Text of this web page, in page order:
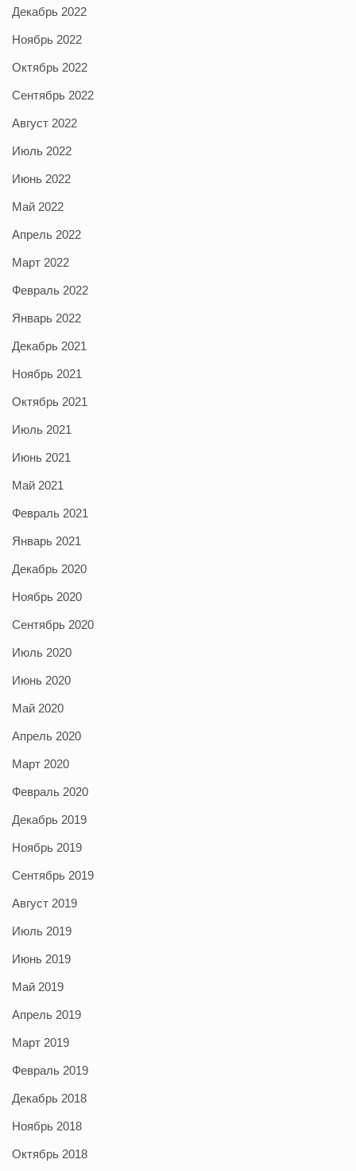
Декабрь 2022
Ноябрь 2022
Октябрь 2022
Сентябрь 2022
Август 2022
Июль 2022
Июнь 2022
Май 2022
Апрель 2022
Март 2022
Февраль 2022
Январь 2022
Декабрь 2021
Ноябрь 2021
Октябрь 2021
Июль 2021
Июнь 2021
Май 2021
Февраль 2021
Январь 2021
Декабрь 2020
Ноябрь 2020
Сентябрь 2020
Июль 2020
Июнь 2020
Май 2020
Апрель 2020
Март 2020
Февраль 2020
Декабрь 2019
Ноябрь 2019
Сентябрь 2019
Август 2019
Июль 2019
Июнь 2019
Май 2019
Апрель 2019
Март 2019
Февраль 2019
Декабрь 2018
Ноябрь 2018
Октябрь 2018